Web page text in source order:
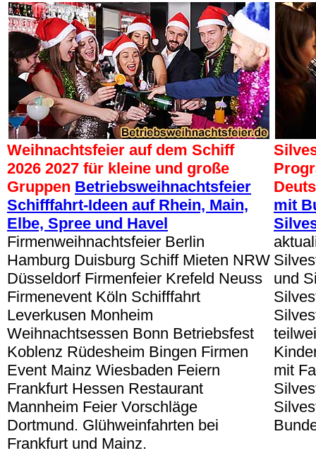
Weihnachtsfeier auf dem Schiff
2026 2027 für kleine und große
Gruppen Betriebsweihnachtsfeier
Schifffahrt-Ideen auf Rhein, Main,
Elbe, Spree und Havel
Firmenweihnachtsfeier Berlin
Hamburg Duisburg Schiff Mieten NRW
Düsseldorf Firmenfeier Krefeld Neuss
Firmenevent Köln Schifffahrt
Leverkusen Monheim
Weihnachtsessen Bonn Betriebsfest
Koblenz Rüdesheim Bingen Firmen
Event Mainz Wiesbaden Feiern
Frankfurt Hessen Restaurant
Mannheim Feier Vorschläge
Dortmund. Glühweinfahrten bei
Frankfurt und Mainz.
mit
und
mit